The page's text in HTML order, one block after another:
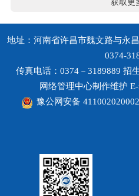
获取更
地址：河南省许昌市魏文路与永
0374-
传真电话：0374－3189889 招
网络管理中心制作维护
豫公网安备